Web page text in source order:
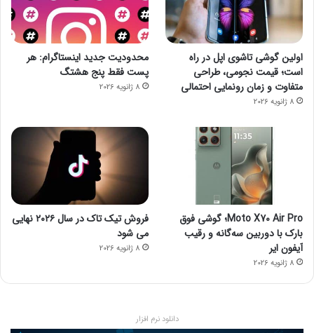
اولین گوشی تاشوی اپل در راه
است؛ قیمت نجومی، طراحی
متفاوت و زمان رونمایی احتمالی
8 ژانویه 2026
محدودیت جدید اینستاگرام: هر
پست فقط پنج هشتگ
8 ژانویه 2026
Moto X70 Air Pro؛ گوشی فوق
بارک با دوربین سه‌گانه و رقیب
آیفون ایر
8 ژانویه 2026
فروش تیک تاک در سال ۲۰۲۶ نهایی
می شود
8 ژانویه 2026
دانلود نرم افزار